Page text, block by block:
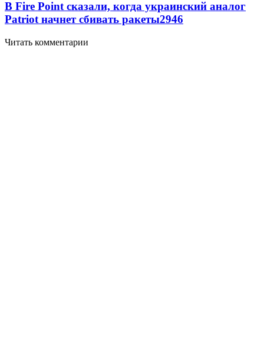
В Fire Point сказали, когда украинский аналог
Patriot начнет сбивать ракеты2946
Читать комментарии